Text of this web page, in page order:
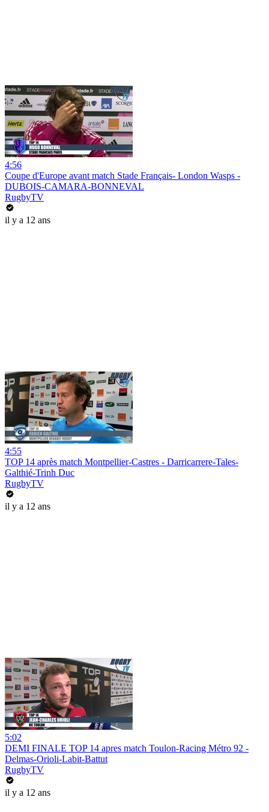
4:56
Coupe d'Europe avant match Stade Français- London Wasps -
DUBOIS-CAMARA-BONNEVAL
RugbyTV
il y a 12 ans
4:55
TOP 14 après match Montpellier-Castres - Darricarrere-Tales-
Galthié-Trinh Duc
RugbyTV
il y a 12 ans
5:02
DEMI FINALE TOP 14 apres match Toulon-Racing Métro 92 -
Delmas-Orioli-Labit-Battut
RugbyTV
il y a 12 ans